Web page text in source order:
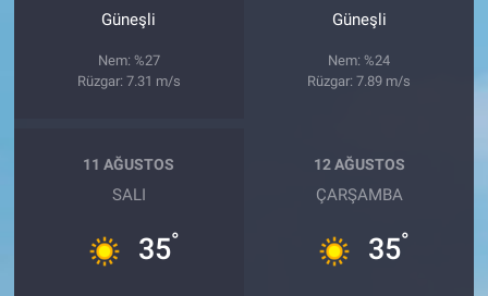
Güneşli
Nem: %27
Rüzgar: 7.31 m/s
Güneşli
Nem: %24
Rüzgar: 7.89 m/s
11 AĞUSTOS
SALI
35°
12 AĞUSTOS
ÇARŞAMBA
35°